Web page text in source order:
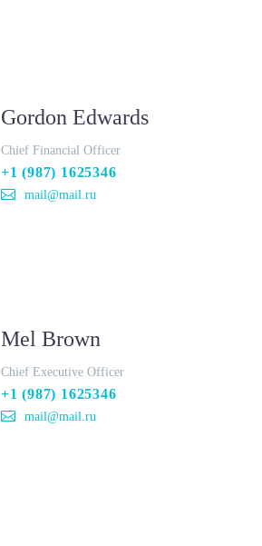
Gordon Edwards
Chief Financial Officer
+1 (987) 1625346
mail@mail.ru
Mel Brown
Chief Executive Officer
+1 (987) 1625346
mail@mail.ru